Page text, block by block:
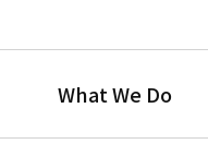
What We Do